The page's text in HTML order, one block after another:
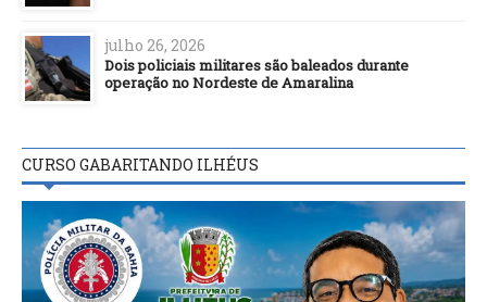
julho 26, 2026
Dois policiais militares são baleados durante
operação no Nordeste de Amaralina
CURSO GABARITANDO ILHÉUS